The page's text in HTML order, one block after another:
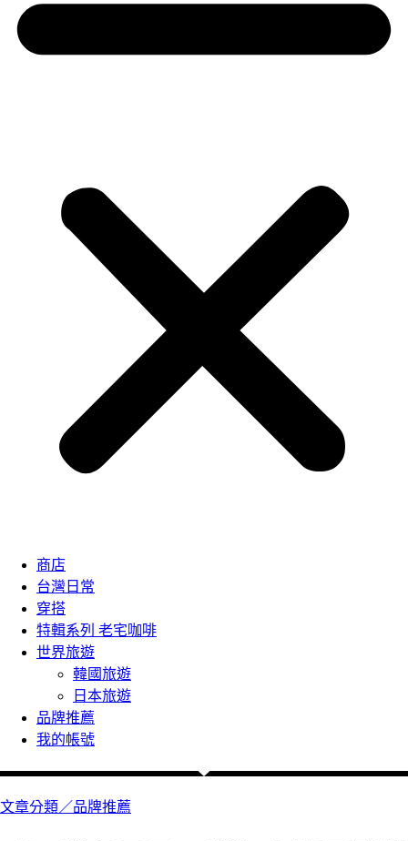
商店
台灣日常
穿搭
特輯系列 老宅咖啡
世界旅遊
韓國旅遊
日本旅遊
品牌推薦
我的帳號
文章分類／品牌推薦